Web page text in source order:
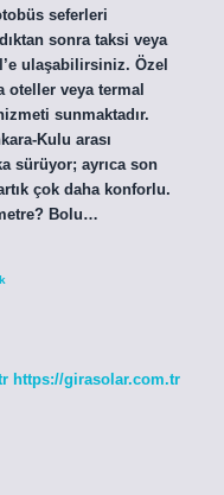
seferleri
sonra taksi veya
ulaşabilirsiniz. Özel
oteller veya termal
sunmaktadır.
Kulu arası
sürüyor; ayrıca son
çok daha konforlu.
Bolu…
https://girasolar.com.tr